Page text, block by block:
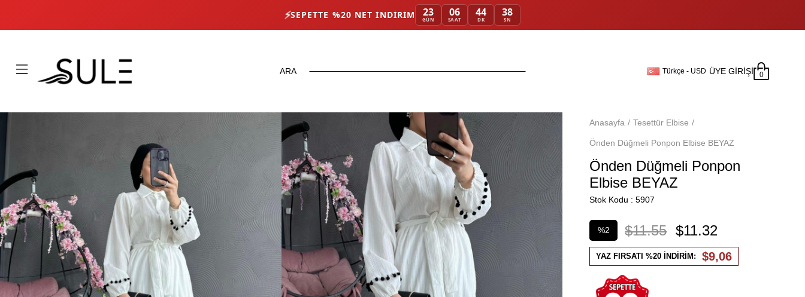
⚡SEPETTE %20 NET İNDIRIM 23
GÜN
06
SAAT
44
DK
37
SN
Türkçe - USD ÜYE GIRIŞI 0
Anasayfa Tesettür Elbise
Önden Düğmeli Ponpon Elbise BEYAZ
Önden Düğmeli Ponpon
Elbise BEYAZ
Stok Kodu 5907
%2
İndirim
$11.55 $11.32
YAZ FIRSATI %20 İNDİRİM: $9,06